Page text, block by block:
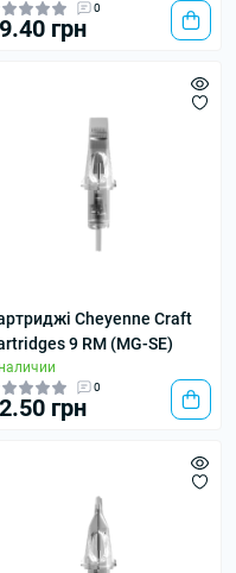
0
грн
Cheyenne Craft
9 RM (MG-SE)
0
грн